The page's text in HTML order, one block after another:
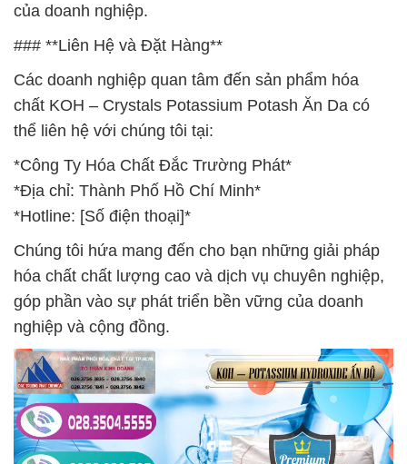
của doanh nghiệp.
### **Liên Hệ và Đặt Hàng**
Các doanh nghiệp quan tâm đến sản phẩm hóa
chất KOH – Crystals Potassium Potash Ăn Da có
thể liên hệ với chúng tôi tại:
*Công Ty Hóa Chất Đắc Trường Phát*
*Địa chỉ: Thành Phố Hồ Chí Minh*
*Hotline: [Số điện thoại]*
Chúng tôi hứa mang đến cho bạn những giải pháp
hóa chất chất lượng cao và dịch vụ chuyên nghiệp,
góp phần vào sự phát triển bền vững của doanh
nghiệp và cộng đồng.